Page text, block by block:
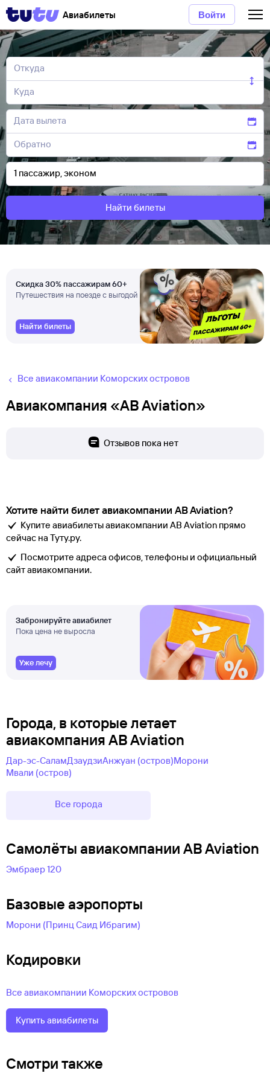
Авиабилеты Войти
Найти билеты
Скидка 30% пассажирам 60+
Путешествия на поезде с выгодой
Найти билеты
Все авиакомпании Коморских островов
Авиакомпания «AB Aviation»
Отзывов пока нет
Хотите найти билет авиакомпании AB Aviation?
Купите авиабилеты авиакомпании AB Aviation прямо
сейчас на Туту.ру.
Посмотрите адреса офисов, телефоны и официальный
сайт авиакомпании.
Забронируйте авиабилет
Пока цена не выросла
Уже лечу
Города, в которые летает
авиакомпания AB Aviation
Дар-эс-СаламДзаудзиАнжуан (остров)Морони
Мвали (остров)
Все города
Самолëты авиакомпании AB Aviation
Эмбраер 120
Базовые аэропорты
Морони (Принц Саид Ибрагим)
Кодировки
Все авиакомпании Коморских островов
Купить авиабилеты
Смотри также